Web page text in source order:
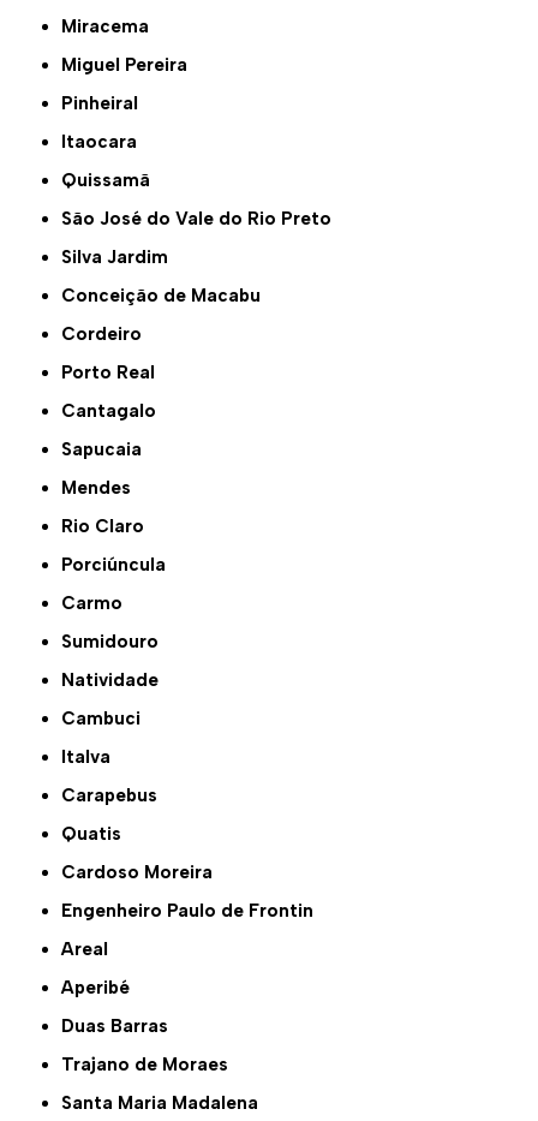
Miracema
Miguel Pereira
Pinheiral
Itaocara
Quissamã
São José do Vale do Rio Preto
Silva Jardim
Conceição de Macabu
Cordeiro
Porto Real
Cantagalo
Sapucaia
Mendes
Rio Claro
Porciúncula
Carmo
Sumidouro
Natividade
Cambuci
Italva
Carapebus
Quatis
Cardoso Moreira
Engenheiro Paulo de Frontin
Areal
Aperibé
Duas Barras
Trajano de Moraes
Santa Maria Madalena